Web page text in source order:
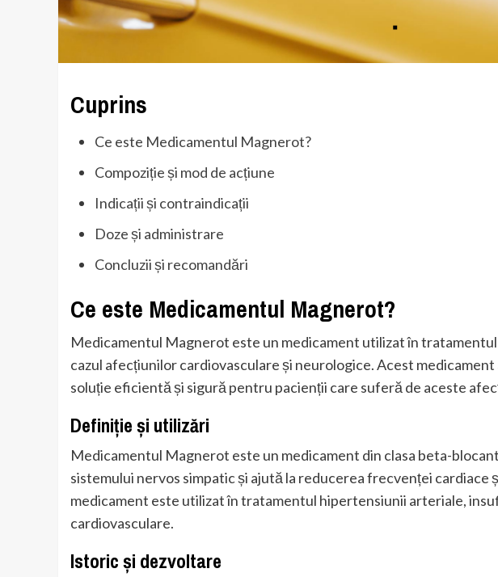
Cuprins
Ce este Medicamentul Magnerot?
Compoziție și mod de acțiune
Indicații și contraindicații
Doze și administrare
Concluzii și recomandări
Ce este Medicamentul Magnerot?
Medicamentul Magnerot este un medicament utilizat în
cazul afecțiunilor cardiovasculare și neurologice. Acest
soluție eficientă și sigură pentru pacienții care suferă de aceste
Definiție și utilizări
Medicamentul Magnerot este un medicament din clasa beta-
sistemului nervos simpatic și ajută la reducerea frecvenței cardiace
medicament este utilizat în tratamentul hipertensiunii arteriale,
cardiovasculare.
Istoric și dezvoltare